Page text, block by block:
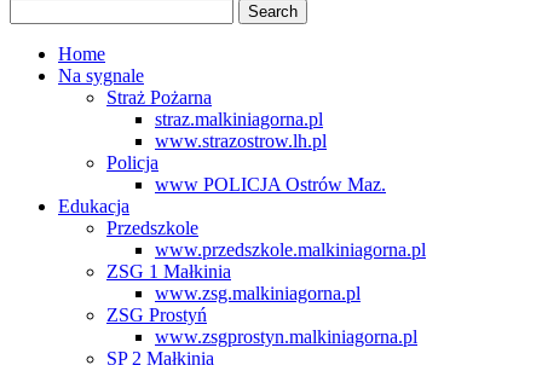
Home
Na sygnale
Straż Pożarna
straz.malkiniagorna.pl
www.strazostrow.lh.pl
Policja
www POLICJA Ostrów Maz.
Edukacja
Przedszkole
www.przedszkole.malkiniagorna.pl
ZSG 1 Małkinia
www.zsg.malkiniagorna.pl
ZSG Prostyń
www.zsgprostyn.malkiniagorna.pl
SP 2 Małkinia